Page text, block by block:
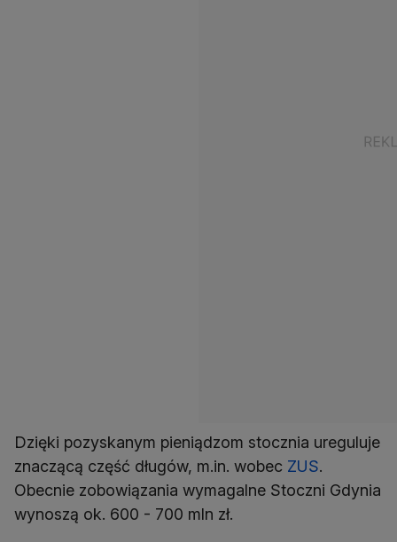
Dzięki pozyskanym pieniądzom stocznia ureguluje
znaczącą część długów, m.in. wobec ZUS.
Obecnie zobowiązania wymagalne Stoczni Gdynia
wynoszą ok. 600 - 700 mln zł.